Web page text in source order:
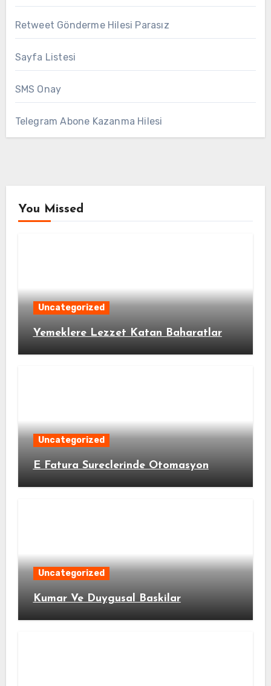
Retweet Gönderme Hilesi Parasız
Sayfa Listesi
SMS Onay
Telegram Abone Kazanma Hilesi
You Missed
Uncategorized
Yemeklere Lezzet Katan Baharatlar
Uncategorized
E Fatura Sureclerinde Otomasyon
Uncategorized
Kumar Ve Duygusal Baskilar